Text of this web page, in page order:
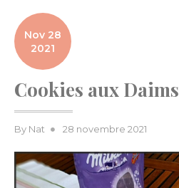
Nov 28
2021
Cookies aux Daims
By Nat
Posted
28 novembre 2021